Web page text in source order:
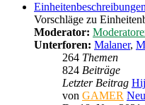
Vorschläge zu
Moderator:
Unterforen: Malaner,
264 Themen
824 Beiträge
Letzter Beitrag
von GAMER